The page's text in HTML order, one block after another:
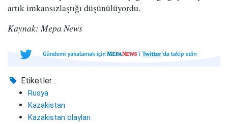
artık imkansızlaştığı düşünülüyordu.
Kaynak: Mepa News
Etiketler :
Rusya
Kazakistan
Kazakistan olayları